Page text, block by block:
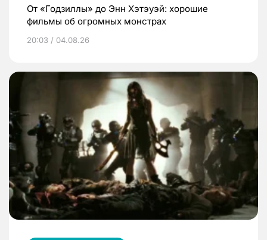
От «Годзиллы» до Энн Хэтэуэй: хорошие
фильмы об огромных монстрах
20:03 / 04.08.26